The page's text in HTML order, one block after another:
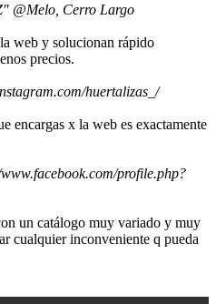
@Melo, Cerro Largo
web y solucionan rápido
precios.
huertalizas_/
encargas x la web es exactamente
profile.php?
un catálogo muy variado y muy
cualquier inconveniente q pueda